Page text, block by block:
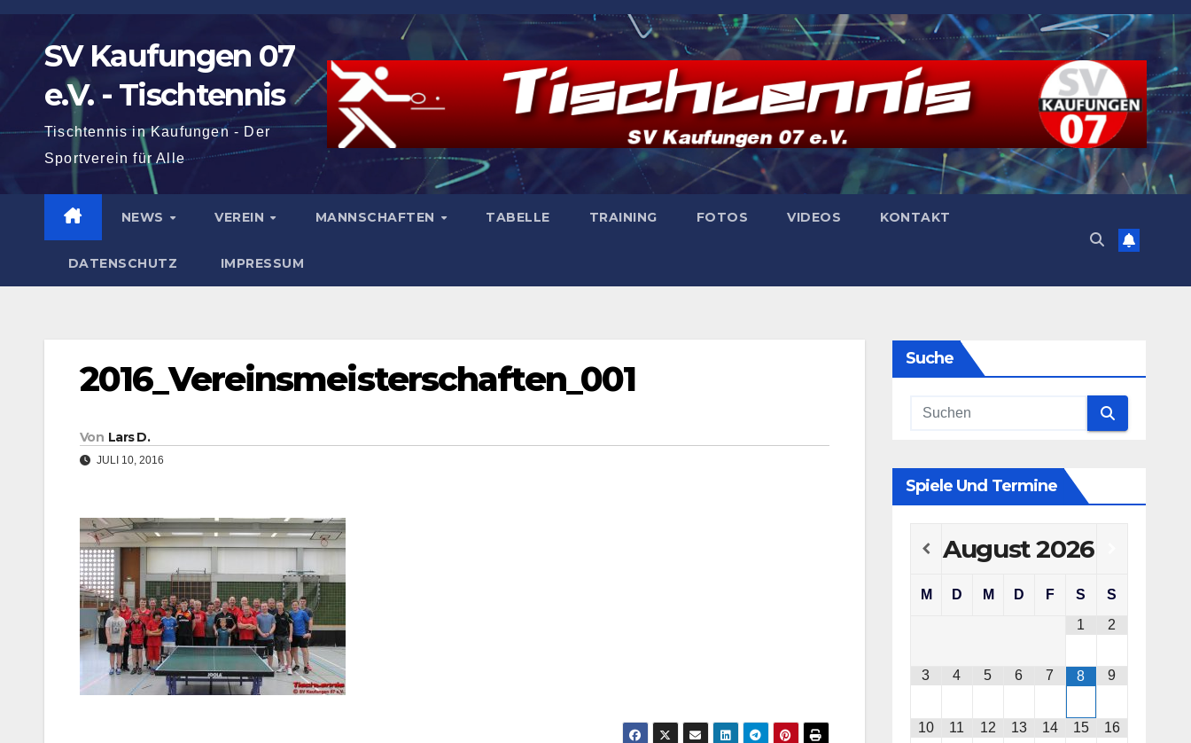
Zum
springenSV Kaufungen 07
e.V. - Tischtennis
Tischtennis in Kaufungen - Der
Sportverein für Alle
NEWS VEREIN MANNSCHAFTEN TABELLE TRAINING FOTOS VIDEOS KONTAKT
DATENSCHUTZ IMPRESSUM
2016_Vereinsmeisterschaften_001
Von Lars D.
JULI 10, 2016
Suche
Spiele Und Termine
August2026
M D M D F S
S
1
2
3 4 5 6 7 8 9
10 11 12 13 14 15 16